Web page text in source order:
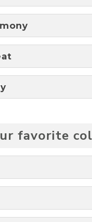
favorite